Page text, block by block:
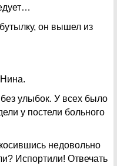
он вышел из
улыбок. У всех было
у постели больного
недовольно
Испортили! Отвечать